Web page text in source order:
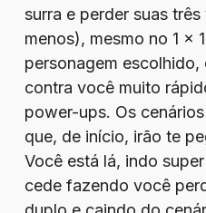
surra e perder suas
menos), mesmo no 1 x
personagem
contra você muito
power-ups. Os
que, de início, irão te
Você está lá, indo
cede fazendo você